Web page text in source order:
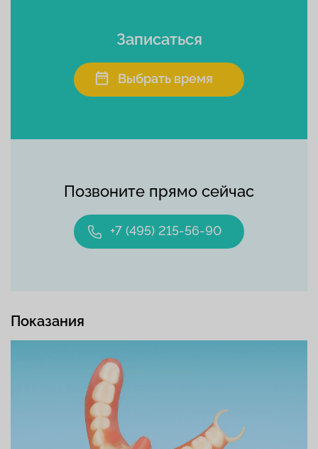
Позвоните прямо сейчас
+7 (495) 215-56-90
Записаться
Выбрать время
Показания